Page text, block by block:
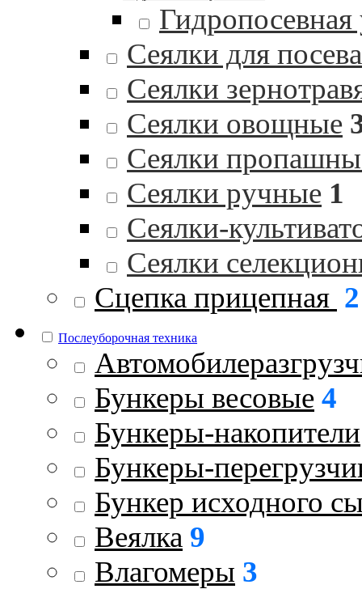
Сеялки для
Сеялки
Сеялки овощные
Сеялки
Сеялки ручные 1
Сеялки-
Сеялки
Сцепка прицепная 2
Послеуборочная техника
Бункеры весовые 4
Бункеры-накопители
Бункеры-
Бункер исходного
Веялка 9
Влагомеры 3